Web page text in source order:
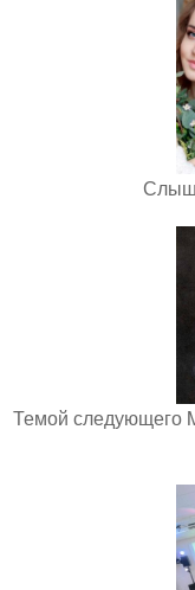
Темой следующего